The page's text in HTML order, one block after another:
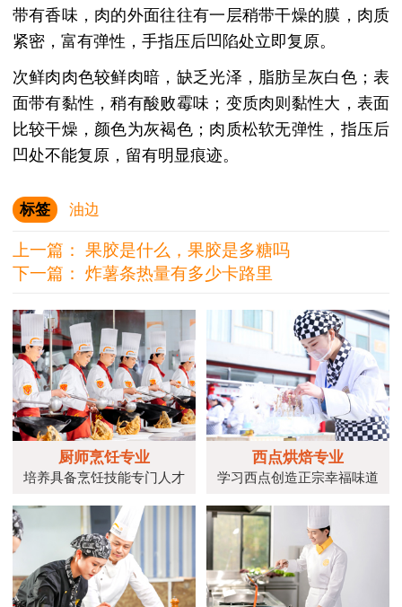
带有香味，肉的外面往往有一层稍带干燥的膜，肉质
紧密，富有弹性，手指压后凹陷处立即复原。
次鲜肉肉色较鲜肉暗，缺乏光泽，脂肪呈灰白色；表
面带有黏性，稍有酸败霉味；变质肉则黏性大，表面
比较干燥，颜色为灰褐色；肉质松软无弹性，指压后
凹处不能复原，留有明显痕迹。
标签 油边
上一篇： 果胶是什么，果胶是多糖吗
下一篇： 炸薯条热量有多少卡路里
厨师烹饪专业
培养具备烹饪技能专门人才
西点烘焙专业
学习西点创造正宗幸福味道